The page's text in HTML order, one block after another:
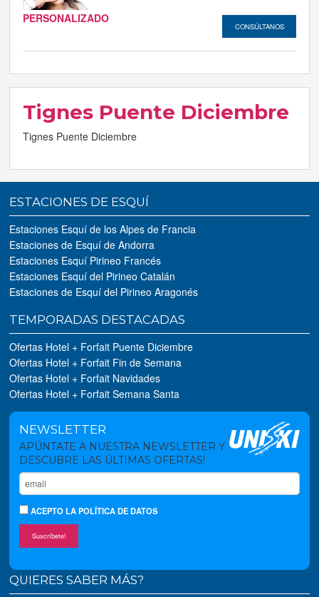
PERSONALIZADO
CONSÚLTANOS
Tignes Puente Diciembre
Tignes Puente Diciembre
ESTACIONES DE ESQUÍ
Estaciones Esquí de los Alpes de Francia
Estaciones de Esquí de Andorra
Estaciones Esquí Pirineo Francés
Estaciones Esquí del Pirineo Catalán
Estaciones de Esquí del Pirineo Aragonés
TEMPORADAS DESTACADAS
Ofertas Hotel + Forfait Puente Diciembre
Ofertas Hotel + Forfait Fin de Semana
Ofertas Hotel + Forfait Navidades
Ofertas Hotel + Forfait Semana Santa
NEWSLETTER
APÚNTATE A NUESTRA NEWSLETTER Y
DESCUBRE LAS ÚLTIMAS OFERTAS!
ACEPTOLA POLÍTICA DE DATOS
Suscríbete!
QUIERES SABER MÁS?